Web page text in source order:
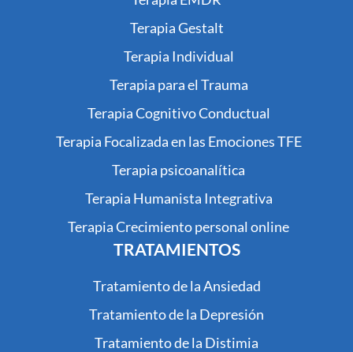
Terapia Gestalt
Terapia Individual
Terapia para el Trauma
Terapia Cognitivo Conductual
Terapia Focalizada en las Emociones TFE
Terapia psicoanalítica
Terapia Humanista Integrativa
Terapia Crecimiento personal online
TRATAMIENTOS
Tratamiento de la Ansiedad
Tratamiento de la Depresión
Tratamiento de la Distimia